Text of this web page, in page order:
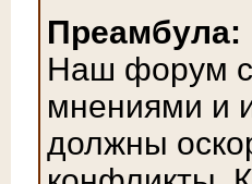
Преамбула:
Наш форум
мнениями и
должны